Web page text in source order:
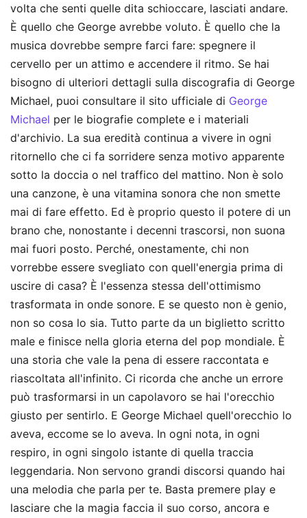
volta che senti quelle dita schioccare, lasciati andare.
È quello che George avrebbe voluto. È quello che la
musica dovrebbe sempre farci fare: spegnere il
cervello per un attimo e accendere il ritmo. Se hai
bisogno di ulteriori dettagli sulla discografia di George
Michael, puoi consultare il sito ufficiale di George
Michael per le biografie complete e i materiali
d'archivio. La sua eredità continua a vivere in ogni
ritornello che ci fa sorridere senza motivo apparente
sotto la doccia o nel traffico del mattino. Non è solo
una canzone, è una vitamina sonora che non smette
mai di fare effetto. Ed è proprio questo il potere di un
brano che, nonostante i decenni trascorsi, non suona
mai fuori posto. Perché, onestamente, chi non
vorrebbe essere svegliato con quell'energia prima di
uscire di casa? È l'essenza stessa dell'ottimismo
trasformata in onde sonore. E se questo non è genio,
non so cosa lo sia. Tutto parte da un biglietto scritto
male e finisce nella gloria eterna del pop mondiale. È
una storia che vale la pena di essere raccontata e
riascoltata all'infinito. Ci ricorda che anche un errore
può trasformarsi in un capolavoro se hai l'orecchio
giusto per sentirlo. E George Michael quell'orecchio lo
aveva, eccome se lo aveva. In ogni nota, in ogni
respiro, in ogni singolo istante di quella traccia
leggendaria. Non servono grandi discorsi quando hai
una melodia che parla per te. Basta premere play e
lasciare che la magia faccia il suo corso, ancora e